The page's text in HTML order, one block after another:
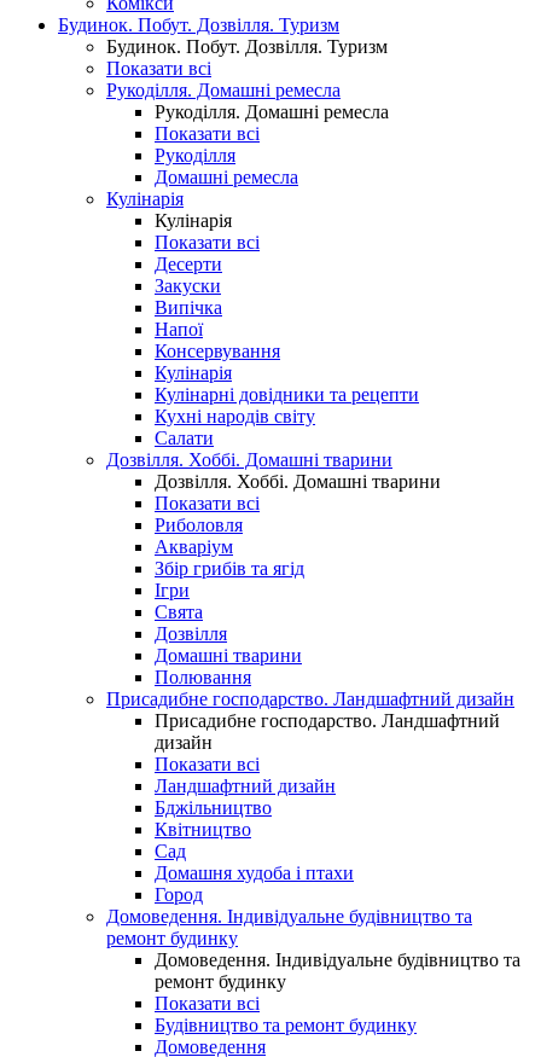
Будинок. Побут. Дозвілля. Туризм
Будинок. Побут. Дозвілля. Туризм
Показати всі
Рукоділля. Домашні ремесла
Рукоділля. Домашні ремесла
Показати всі
Рукоділля
Домашні ремесла
Кулінарія
Кулінарія
Показати всі
Десерти
Закуски
Випічка
Напої
Консервування
Кулінарія
Кулінарні довідники та рецепти
Кухні народів світу
Салати
Дозвілля. Хоббі. Домашні тварини
Дозвілля. Хоббі. Домашні тварини
Показати всі
Риболовля
Акваріум
Збір грибів та ягід
Ігри
Свята
Дозвілля
Домашні тварини
Полювання
Присадибне господарство. Ландшафтний дизайн
Присадибне господарство. Ландшафтний
дизайн
Показати всі
Ландшафтний дизайн
Бджільництво
Квітництво
Сад
Домашня худоба і птахи
Город
Домоведення. Індивідуальне будівництво та
ремонт будинку
Домоведення. Індивідуальне будівництво та
ремонт будинку
Показати всі
Будівництво та ремонт будинку
Домоведення